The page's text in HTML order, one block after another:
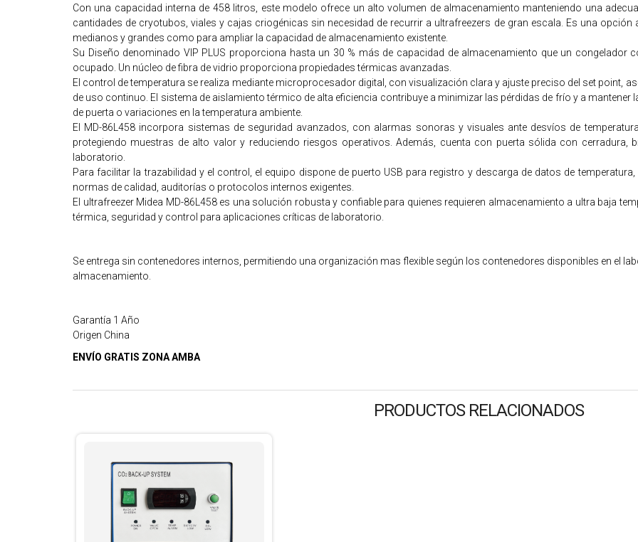
Con una capacidad interna de 458 litros, este modelo ofrece un alto volumen de almacenamiento manteniendo una
cantidades de cryotubos, viales y cajas criogénicas sin necesidad de recurrir a ultrafreezers de gran escala. Es una
medianos y grandes como para ampliar la capacidad de almacenamiento existente.
Su Diseño denominado VIP PLUS proporciona hasta un 30 % más de capacidad de almacenamiento que un congelador
ocupado. Un núcleo de fibra de vidrio proporciona propiedades térmicas avanzadas.
El control de temperatura se realiza mediante microprocesador digital, con visualización clara y ajuste preciso del set point,
de uso continuo. El sistema de aislamiento térmico de alta eficiencia contribuye a minimizar las pérdidas de frío y a
de puerta o variaciones en la temperatura ambiente.
El MD-86L458 incorpora sistemas de seguridad avanzados, con alarmas sonoras y visuales ante desvíos de
protegiendo muestras de alto valor y reduciendo riesgos operativos. Además, cuenta con puerta sólida con cerradura,
laboratorio.
Para facilitar la trazabilidad y el control, el equipo dispone de puerto USB para registro y descarga de datos de
normas de calidad, auditorías o protocolos internos exigentes.
El ultrafreezer Midea MD-86L458 es una solución robusta y confiable para quienes requieren almacenamiento a ultra baja
térmica, seguridad y control para aplicaciones críticas de laboratorio.
Se entrega sin contenedores internos, permitiendo una organización mas flexible según los contenedores disponibles en el
almacenamiento.
Garantía 1 Año
Origen China
ENVÍO GRATIS ZONA AMBA
PRODUCTOS RELACIONADOS